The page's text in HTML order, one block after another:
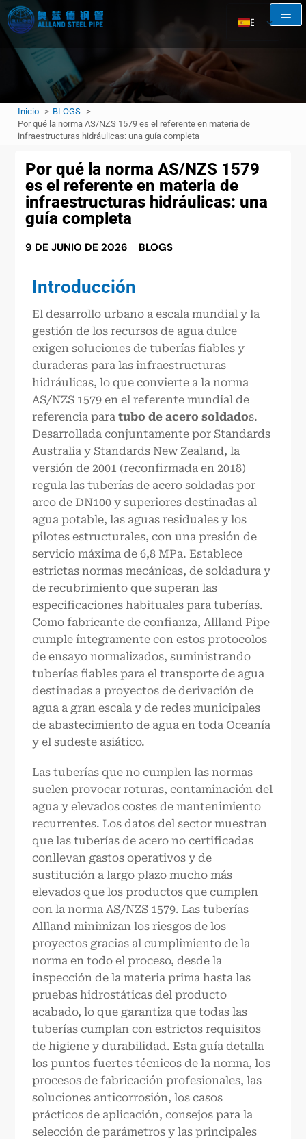
Inicio
BLOGS
Por qué la norma AS/NZS 1579 es el referente en materia de
infraestructuras hidráulicas: una guía completa
Por qué la norma AS/NZS 1579
es el referente en materia de
infraestructuras hidráulicas: una
guía completa
9 DE JUNIO DE 2026 BLOGS
Introducción
El desarrollo urbano a escala mundial y la
gestión de los recursos de agua dulce
exigen soluciones de tuberías fiables y
duraderas para las infraestructuras
hidráulicas, lo que convierte a la norma
AS/NZS 1579 en el referente mundial de
referencia paratubo de acero soldados.
Desarrollada conjuntamente por Standards
Australia y Standards New Zealand, la
versión de 2001 (reconfirmada en 2018)
regula las tuberías de acero soldadas por
arco de DN100 y superiores destinadas al
agua potable, las aguas residuales y los
pilotes estructurales, con una presión de
servicio máxima de 6,8 MPa. Establece
estrictas normas mecánicas, de soldadura y
de recubrimiento que superan las
especificaciones habituales para tuberías.
Como fabricante de confianza, Allland Pipe
cumple íntegramente con estos protocolos
de ensayo normalizados, suministrando
tuberías fiables para el transporte de agua
destinadas a proyectos de derivación de
agua a gran escala y de redes municipales
de abastecimiento de agua en toda Oceanía
y el sudeste asiático.
Las tuberías que no cumplen las normas
suelen provocar roturas, contaminación del
agua y elevados costes de mantenimiento
recurrentes. Los datos del sector muestran
que las tuberías de acero no certificadas
conllevan gastos operativos y de
sustitución a largo plazo mucho más
elevados que los productos que cumplen
con la norma AS/NZS 1579. Las tuberías
Allland minimizan los riesgos de los
proyectos gracias al cumplimiento de la
norma en todo el proceso, desde la
inspección de la materia prima hasta las
pruebas hidrostáticas del producto
acabado, lo que garantiza que todas las
tuberías cumplan con estrictos requisitos
de higiene y durabilidad. Esta guía detalla
los puntos fuertes técnicos de la norma, los
procesos de fabricación profesionales, las
soluciones anticorrosión, los casos
prácticos de aplicación, consejos para la
selección de parámetros y las principales